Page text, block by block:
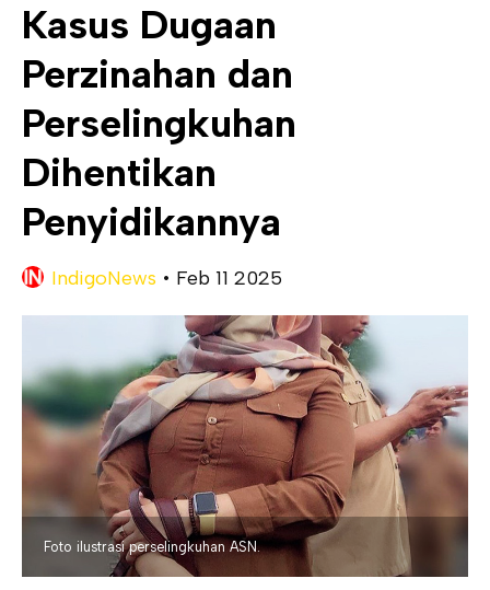
Soroti Kejanggalan Kasus Tambang Emas Ilegal
Kasus Dugaan
Perzinahan dan
Perselingkuhan
Dihentikan
Penyidikannya
IndigoNews • Feb 11 2025
Foto ilustrasi perselingkuhan ASN.